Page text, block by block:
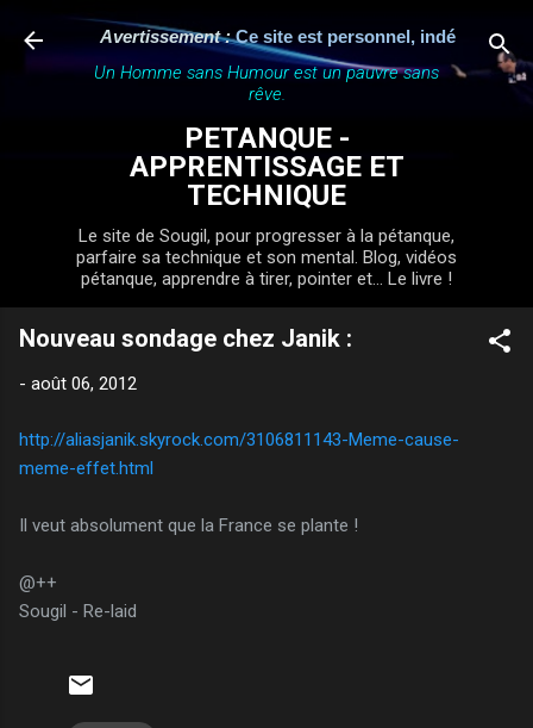
Accéder au contenu principal
Avertissement : Ce site est personnel, indépendant et
Un Homme sans Humour est un pauvre sans
rêve.
PETANQUE -
APPRENTISSAGE ET
TECHNIQUE
Le site de Sougil, pour progresser à la pétanque,
parfaire sa technique et son mental. Blog, vidéos
pétanque, apprendre à tirer, pointer et... Le livre !
Nouveau sondage chez Janik :
- août 06, 2012
http://aliasjanik.skyrock.com/3106811143-Meme-cause-
meme-effet.html
Il veut absolument que la France se plante !
@++
Sougil - Re-laid